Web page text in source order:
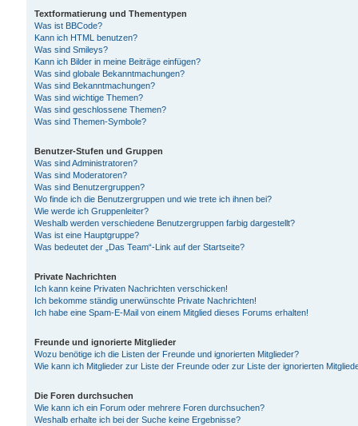
Textformatierung und Thementypen
Was ist BBCode?
Kann ich HTML benutzen?
Was sind Smileys?
Kann ich Bilder in meine Beiträge einfügen?
Was sind globale Bekanntmachungen?
Was sind Bekanntmachungen?
Was sind wichtige Themen?
Was sind geschlossene Themen?
Was sind Themen-Symbole?
Benutzer-Stufen und Gruppen
Was sind Administratoren?
Was sind Moderatoren?
Was sind Benutzergruppen?
Wo finde ich die Benutzergruppen und wie trete ich ihnen bei?
Wie werde ich Gruppenleiter?
Weshalb werden verschiedene Benutzergruppen farbig dargestellt?
Was ist eine Hauptgruppe?
Was bedeutet der „Das Team“-Link auf der Startseite?
Private Nachrichten
Ich kann keine Privaten Nachrichten verschicken!
Ich bekomme ständig unerwünschte Private Nachrichten!
Ich habe eine Spam-E-Mail von einem Mitglied dieses Forums erhalten!
Freunde und ignorierte Mitglieder
Wozu benötige ich die Listen der Freunde und ignorierten Mitglieder?
Wie kann ich Mitglieder zur Liste der Freunde oder zur Liste der ignorierten
Die Foren durchsuchen
Wie kann ich ein Forum oder mehrere Foren durchsuchen?
Weshalb erhalte ich bei der Suche keine Ergebnisse?